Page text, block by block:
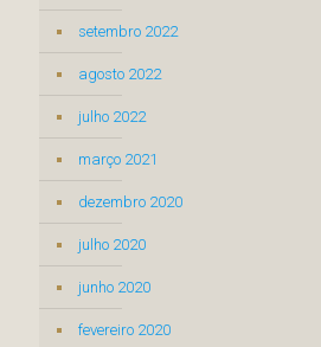
setembro 2022
agosto 2022
julho 2022
março 2021
dezembro 2020
julho 2020
junho 2020
fevereiro 2020